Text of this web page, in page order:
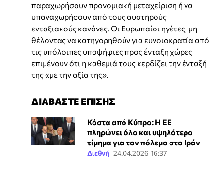
παραχωρήσουν προνομιακή μεταχείριση ή να
υπαναχωρήσουν από τους αυστηρούς
ενταξιακούς κανόνες. Οι Ευρωπαίοι ηγέτες, μη
θέλοντας να κατηγορηθούν για ευνοιοκρατία από
τις υπόλοιπες υποψήφιες προς ένταξη χώρες
επιμένουν ότι η καθεμιά τους κερδίζει την ένταξή
της «με την αξία της».
ΔΙΑΒΑΣΤΕ ΕΠΙΣΗΣ
Κόστα από Κύπρο: Η ΕΕ
πληρώνει όλο και υψηλότερο
τίμημα για τον πόλεμο στο Ιράν
Διεθνή 24.04.2026 16:37